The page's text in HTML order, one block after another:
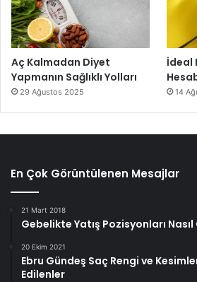
Aç Kalmadan Diyet
Yapmanın Sağlıklı Yolları
29 Ağustos 2025
İdeal
14
En Çok Görüntülenen Mesajlar
21 Mart 2018
Gebelikte Yatış Pozisyonları Nasıl
20 Ekim 2021
Ebru Gündeş Saç Rengi ve
Edilenler